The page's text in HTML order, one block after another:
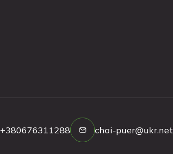
+380676311288 chai-puer@ukr.net